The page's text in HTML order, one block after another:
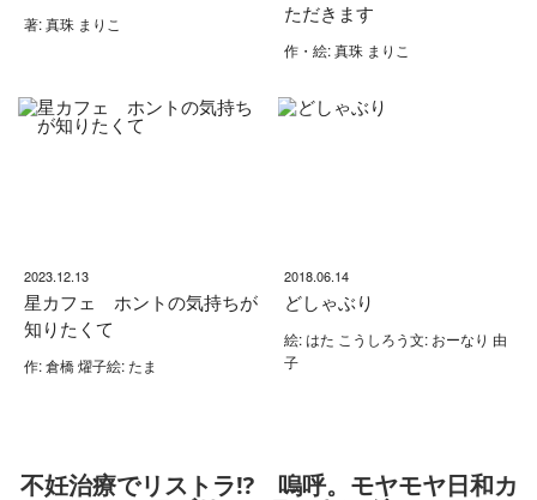
著: 真珠 まりこ
ただきます
作・絵: 真珠 まりこ
2023.12.13
星カフェ ホントの気持ちが
知りたくて
作: 倉橋 燿子絵: たま
2018.06.14
どしゃぶり
絵: はた こうしろう文: おーなり 由
子
不妊治療でリストラ⁉ 嗚呼。モヤモヤ日和カ